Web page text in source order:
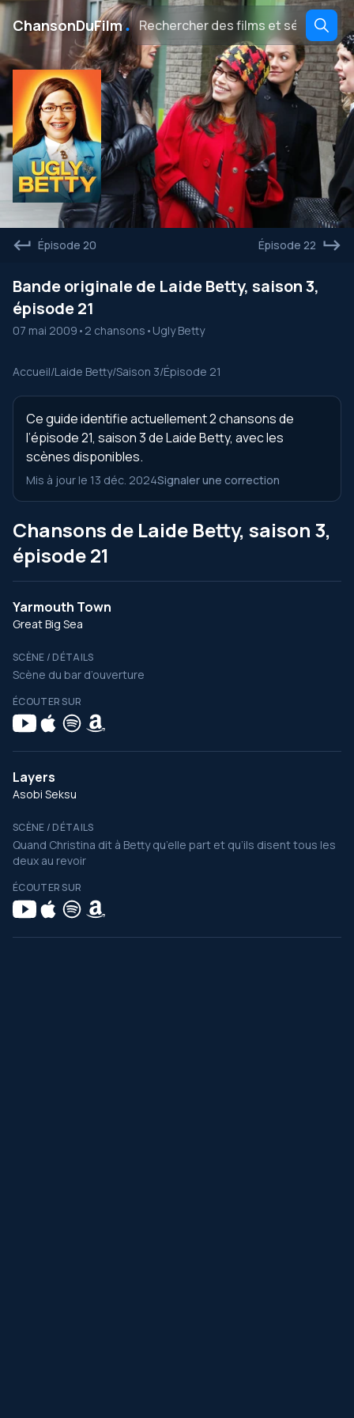
ChansonDuFilm․
Épisode 20 Épisode 22
Bande originale de Laide Betty, saison 3,
épisode 21
07 mai 2009 • 2 chansons • Ugly Betty
Accueil/Laide Betty/Saison 3/Épisode 21
Ce guide identifie actuellement 2 chansons de
l’épisode 21, saison 3 de Laide Betty, avec les
scènes disponibles.
Mis à jour le 13 déc. 2024Signaler une correction
Chansons de Laide Betty, saison 3,
épisode 21
Yarmouth Town
Great Big Sea
SCÈNE / DÉTAILS
Scène du bar d’ouverture
ÉCOUTER SUR
Layers
Asobi Seksu
SCÈNE / DÉTAILS
Quand Christina dit à Betty qu’elle part et qu’ils disent tous les
deux au revoir
ÉCOUTER SUR